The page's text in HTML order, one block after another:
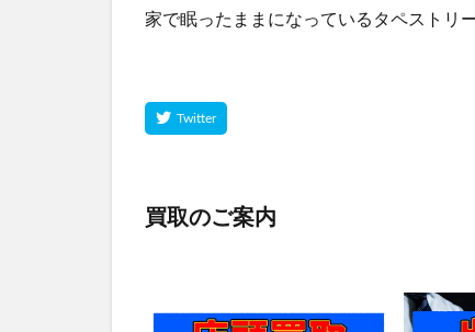
家で眠ったままになっているタペストリ
買取のご案内